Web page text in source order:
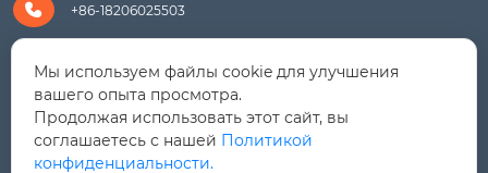
 +86-18206025503
 +8618206025503
 yanali@hualongm.com
Мы используем файлы cookie для улучшения
вашего опыта просмотра.
Продолжая использовать этот сайт, вы
соглашаетесь с нашей Политикой
конфиденциальности.